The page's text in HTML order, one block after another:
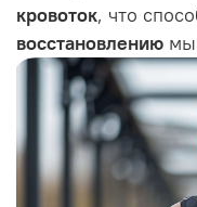
кровоток, что
восстановлению